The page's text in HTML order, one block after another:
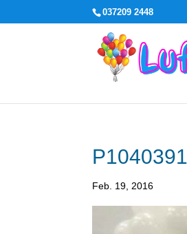
037209 2448
P1040391
Feb. 19, 2016